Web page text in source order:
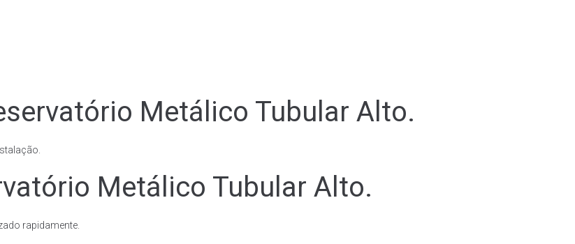
Metálico Tubular Alto.
Metálico Tubular Alto.
rapidamente.